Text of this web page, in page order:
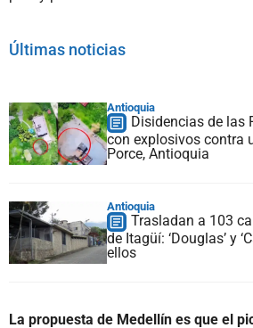
Últimas noticias
Antioquia
Disidencias de las
con explosivos contra
Porce, Antioquia
Antioquia
Trasladan a 103
de Itagüí: ‘Douglas’ y
ellos
La propuesta de Medellín es que el